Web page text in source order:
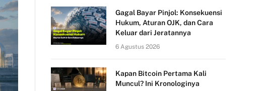
Gagal Bayar Pinjol: Konsekuensi
Hukum, Aturan OJK, dan Cara
Keluar dari Jeratannya
6 Agustus 2026
Kapan Bitcoin Pertama Kali
Muncul? Ini Kronologinya